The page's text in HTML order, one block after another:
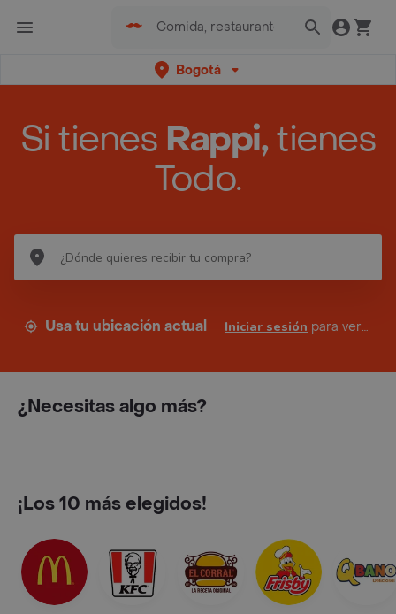
Bogotá
Si tienes Rappi,tienes
Todo.
Usa tu ubicación actual Iniciar sesión para ver tus direcciones
¿Necesitas algo más?
¡Los 10 más elegidos!